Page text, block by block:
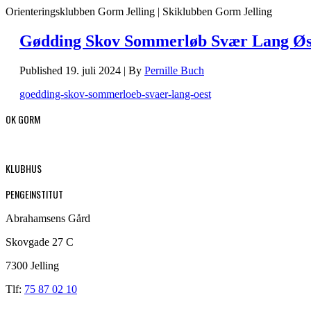
Orienteringsklubben Gorm Jelling | Skiklubben Gorm Jelling
Gødding Skov Sommerløb Svær Lang
Published 19. juli 2024 | By Pernille Buch
goedding-skov-sommerloeb-svaer-lang-oest
OK GORM
KLUBHUS
PENGEINSTITUT
Abrahamsens Gård
Skovgade 27 C
7300 Jelling
Tlf: 75 87 02 10